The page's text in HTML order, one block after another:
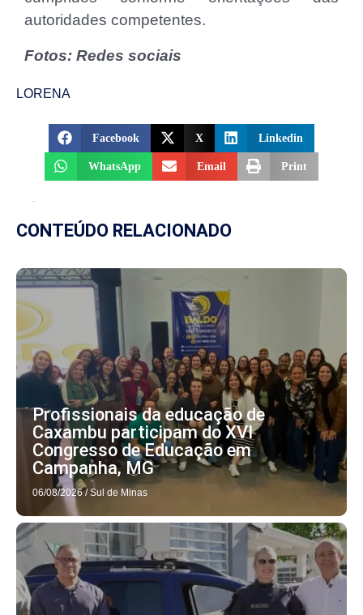
autoridades competentes.
Fotos: Redes sociais
LORENA
Facebook X Linkedin
WhatsApp Email Print
CONTEÚDO RELACIONADO
Profissionais da educação de
Caxambu participam do XVI
Congresso de Educação em
Campanha, MG
06/08/2026 / Sul de Minas